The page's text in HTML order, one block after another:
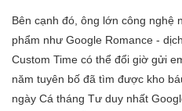
Bên cạnh đó, ông lớn công nghệ
phẩm như Google Romance -
Custom Time có thể đổi giờ gửi
năm tuyên bố đã tìm được kho
ngày Cá tháng Tư duy nhất